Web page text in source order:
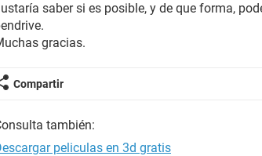
saber si es posible, y de que forma,
gracias.
Compartir
también:
peliculas en 3d gratis